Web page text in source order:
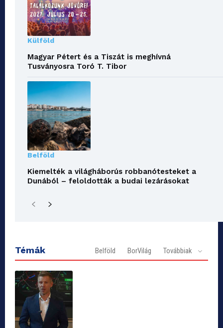
Külföld
Magyar Pétert és a Tiszát is meghívná
Tusványosra Toró T. Tibor
Belföld
Kiemelték a világháborús robbanótesteket a
Dunából – feloldották a budai lezárásokat
Témák Belföld BorVilág Továbbiak